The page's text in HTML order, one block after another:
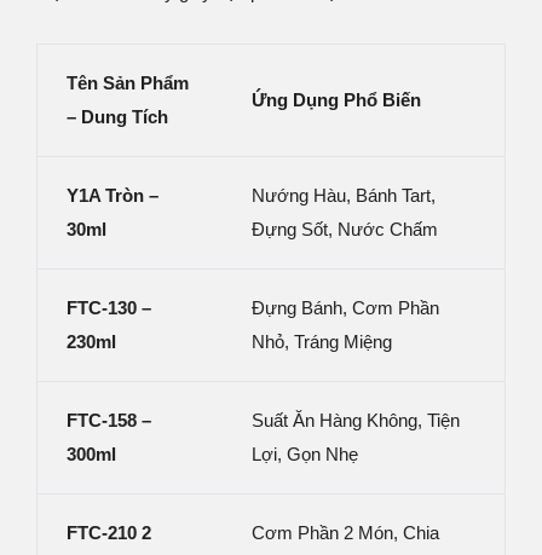
Tên Sản Phẩm
– Dung Tích
Ứng Dụng Phổ Biến
Y1A Tròn –
30ml
Nướng Hàu, Bánh Tart,
Đựng Sốt, Nước Chấm
FTC-130 –
230ml
Đựng Bánh, Cơm Phần
Nhỏ, Tráng Miệng
FTC-158 –
300ml
Suất Ăn Hàng Không, Tiện
Lợi, Gọn Nhẹ
FTC-210 2
Cơm Phần 2 Món, Chia